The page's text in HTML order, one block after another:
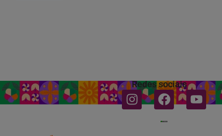
Redes sociais
InstagramFacebook